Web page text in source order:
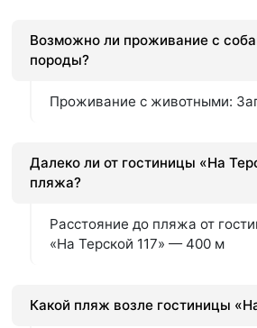
Возможно ли проживание с
породы?
Проживание с животными:
Далеко ли от гостиницы «На
пляжа?
Расстояние до пляжа от
«На Терской 117» — 400 м
Какой пляж возле гостиницы